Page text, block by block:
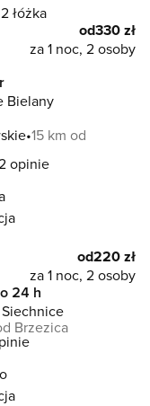
2 łóżka
od330 zł
za 1 noc, 2 osoby
Bielany
15 km od
opinie
od220 zł
za 1 noc, 2 osoby
24 h
Brzezica